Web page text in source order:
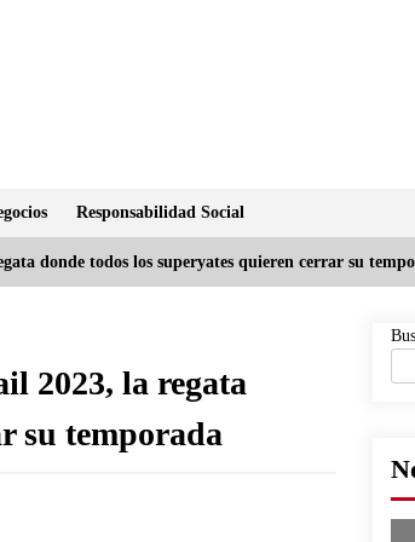
Responsabilidad Social
donde todos los superyates quieren cerrar su
2023, la regata
su temporada